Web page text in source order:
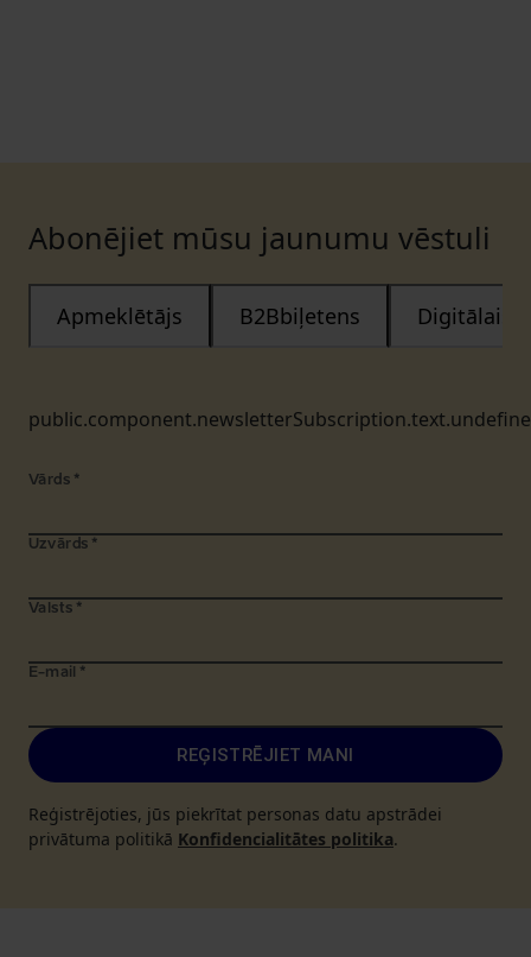
Abonējiet mūsu jaunumu vēstuli
Apmeklētājs B2Bbiļetens Digitālais
Vārds *
Uzvārds *
Valsts *
E-mail *
REĢISTRĒJIET MANI
Reģistrējoties, jūs piekrītat personas datu apstrādei
privātuma politikā Konfidencialitātes politika.